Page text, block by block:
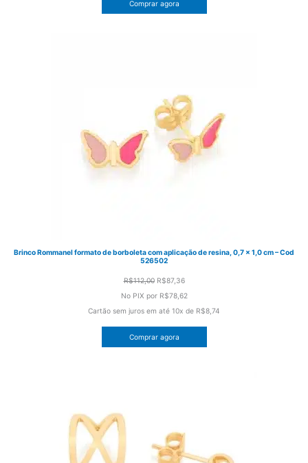
R$103,00.
Comprar agora
Brinco Rommanel formato de borboleta com aplicação de resina, 0,7 x 1,0 cm – Cod
526502
R$112,00 O
preço
original
era:
R$112,00.
R$87,36O
preço
atual
é:
No PIX por R$78,62
Cartão sem juros em até 10x de R$8,74
Comprar agora